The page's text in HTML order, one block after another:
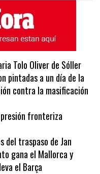
Tolo Oliver de Sóller
pintadas a un día de la
contra la masificación
fronteriza
del traspaso de Jan
gana el Mallorca y
el Barça